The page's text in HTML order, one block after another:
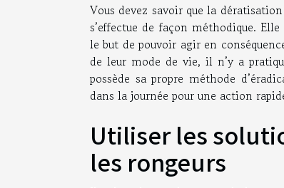
Vous devez savoir que la
s’effectue de façon méthodique.
le but de pouvoir agir en
de leur mode de vie, il n’y a
possède sa propre méthode
dans la journée pour une action
Utiliser les
les rongeurs